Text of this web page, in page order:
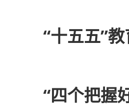
“十五五”教
“四个把握